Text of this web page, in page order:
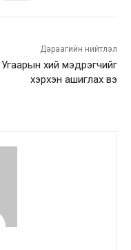
Дараагийн нийтлэл
Угаарын хий мэдрэгчийг
хэрхэн ашиглах вэ